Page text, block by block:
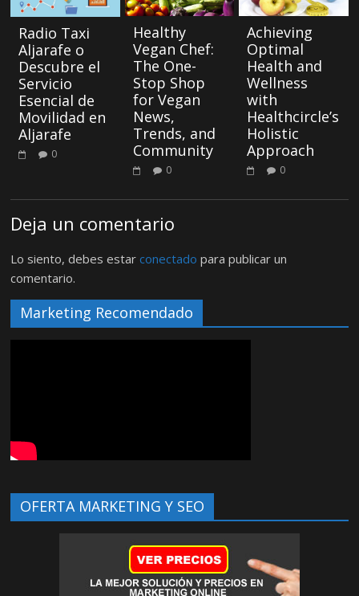
Radio Taxi
Aljarafe o
Descubre el
Servicio
Esencial de
Movilidad en
Aljarafe
0
Healthy
Vegan Chef:
The One-
Stop Shop
for Vegan
News,
Trends, and
Community
0
Achieving
Optimal
Health and
Wellness
with
Healthcircle’s
Holistic
Approach
0
Deja un comentario
Lo siento, debes estarconectado para publicar un
comentario.
Marketing Recomendado
OFERTA MARKETING Y SEO